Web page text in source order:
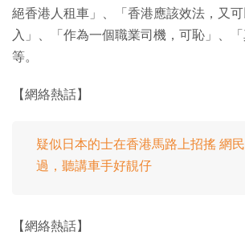
絕香港人租車」、「香港應該效法，又
入」、「作為一個職業司機，可恥」、「
等。
【網絡熱話】
疑似日本的士在香港馬路上招搖 網
過，聽講車手好靚仔
【網絡熱話】